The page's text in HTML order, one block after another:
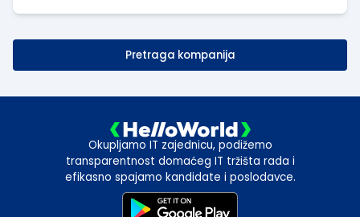
Pretraga kompanija
Okupljamo IT zajednicu, podižemo
transparentnost domaćeg IT tržišta rada i
efikasno spajamo kandidate i poslodavce.